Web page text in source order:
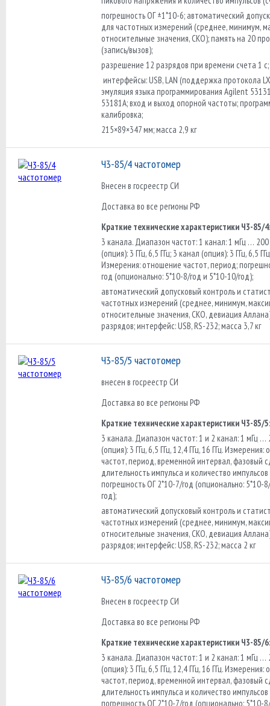
погрешность ОГ ±1*10-6; автоматический
для частотных измерений (среднее, минимум,
относительные значения, СКО); память на 20
(запись/вызов);
разрешение 12 разрядов при времени счета 1 с;
интерфейсы: USB, LAN (поддержка протокола
эмуляция языка программирования Agilent
53181А; вход и выход опорной частоты;
калибровка;
215×89×347 мм; масса 2,9 кг
Ч3-85/4 частотомер
Внесен в госреестр СИ
Доставка во все регионы РФ
Краткие технические характеристики Ч3-85/4:
3 канала. Диапазон частот: 1 канал: 1 мГц …
(опция): 3 ГГц, 6,5 ГГц; 3 канал (опция): 3 ГГц, 6,5
Измерения: отношение частот, период;
год (опционально: 5*10-8/год и 5*10-10/год);
автоматический допусковый контроль и
частотных измерений (среднее, минимум,
относительные значения, СКО, девиация
разрядов; интерфейс: USB, RS-232; масса 3,7 кг
Ч3-85/5 частотомер
внесен в госреестр СИ
Доставка во все регионы РФ
Краткие технические характеристики Ч3-85/5:
3 канала. Диапазон частот: 1 и 2 канал: 1 мГц …
(опция): 3 ГГц, 6,5 ГГц, 12,4 ГГц, 16 ГГц.
частот, период, временной интервал, фазовый
длительность импульса и количество импульсов
погрешность ОГ 2*10-7/год (опционально: 5*10-
год);
автоматический допусковый контроль и
частотных измерений (среднее, минимум,
относительные значения, СКО, девиация
разрядов; интерфейс: USB, RS-232; масса 2 кг
Ч3-85/6 частотомер
Внесен в госреестр СИ
Доставка во все регионы РФ
Краткие технические характеристики Ч3-85/6:
3 канала. Диапазон частот: 1 и 2 канал: 1 мГц …
(опция): 3 ГГц, 6,5 ГГц, 12,4 ГГц, 16 ГГц.
частот, период, временной интервал, фазовый
длительность импульса и количество импульсов
погрешность ОГ 2*10-7/год (опционально: 5*10-